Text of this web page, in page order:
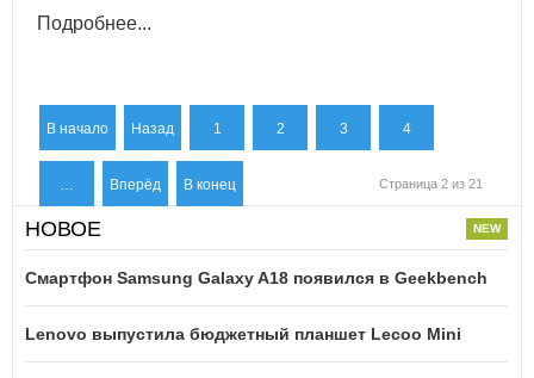
Подробнее...
В начало Назад 1 2 3 4
Вперёд В конец Страница 2 из 21
НОВОЕ
Смартфон Samsung Galaxy A18 появился в Geekbench
Lenovo выпустила бюджетный планшет Lecoo Mini